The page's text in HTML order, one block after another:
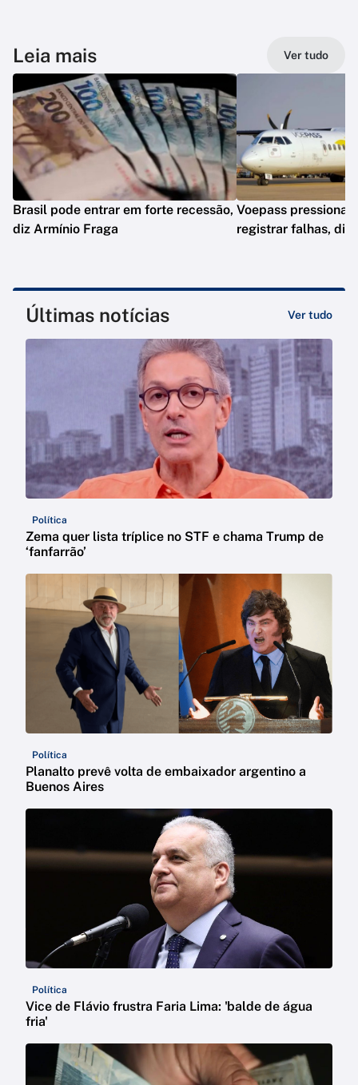
Leia mais Ver tudo
Brasil pode entrar em forte recessão,
diz Armínio Fraga
Voepass
registrar falhas, diz
Últimas notícias Ver tudo
Política
Zema quer lista tríplice no STF e chama Trump de
‘fanfarrão’
Política
Planalto prevê volta de embaixador argentino a
Buenos Aires
Política
Vice de Flávio frustra Faria Lima: 'balde de água
fria'